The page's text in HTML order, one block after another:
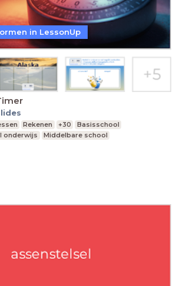
Rekenen +30
Basisschool
onderwijs
Middelbare school
in LessonUp